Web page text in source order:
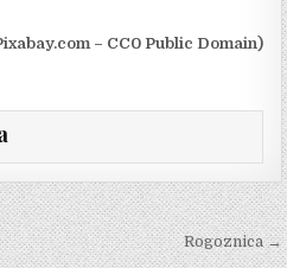
– CC0 Public Domain)
Rogoznica →